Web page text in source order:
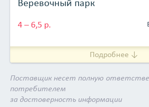
4 – 6,5 р.
Подробнее ↓
Поставщик несет полную
потребителем
за достоверность информации